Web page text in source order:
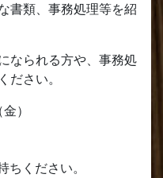
書類、事務処理等を紹
なられる方や、事務処
ださい。
）
ください。